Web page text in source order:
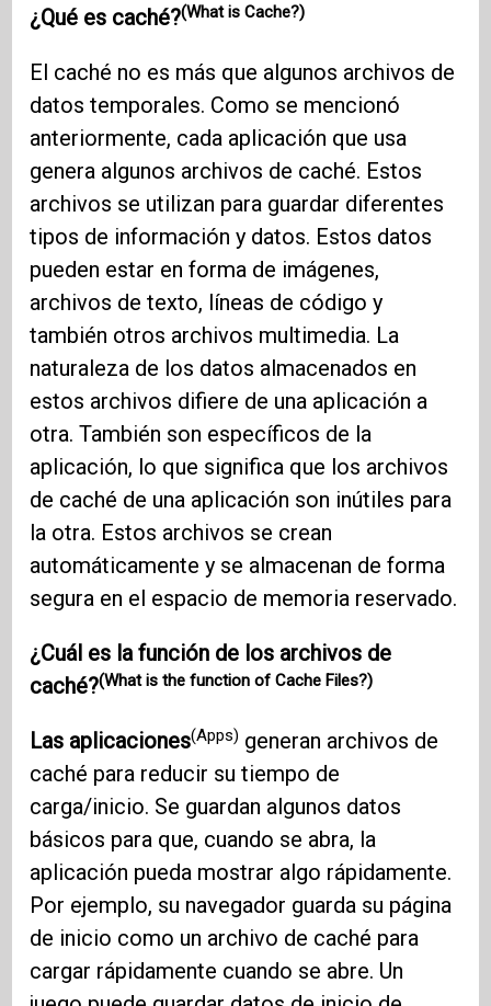
¿Qué es caché?(What is Cache?)
El caché no es más que algunos archivos de
datos temporales. Como se mencionó
anteriormente, cada aplicación que usa
genera algunos archivos de caché. Estos
archivos se utilizan para guardar diferentes
tipos de información y datos. Estos datos
pueden estar en forma de imágenes,
archivos de texto, líneas de código y
también otros archivos multimedia. La
naturaleza de los datos almacenados en
estos archivos difiere de una aplicación a
otra. También son específicos de la
aplicación, lo que significa que los archivos
de caché de una aplicación son inútiles para
la otra. Estos archivos se crean
automáticamente y se almacenan de forma
segura en el espacio de memoria reservado.
¿Cuál es la función de los archivos de
caché?(What is the function of Cache Files?)
Las aplicaciones(Apps) generan archivos de
caché para reducir su tiempo de
carga/inicio. Se guardan algunos datos
básicos para que, cuando se abra, la
aplicación pueda mostrar algo rápidamente.
Por ejemplo, su navegador guarda su página
de inicio como un archivo de caché para
cargar rápidamente cuando se abre. Un